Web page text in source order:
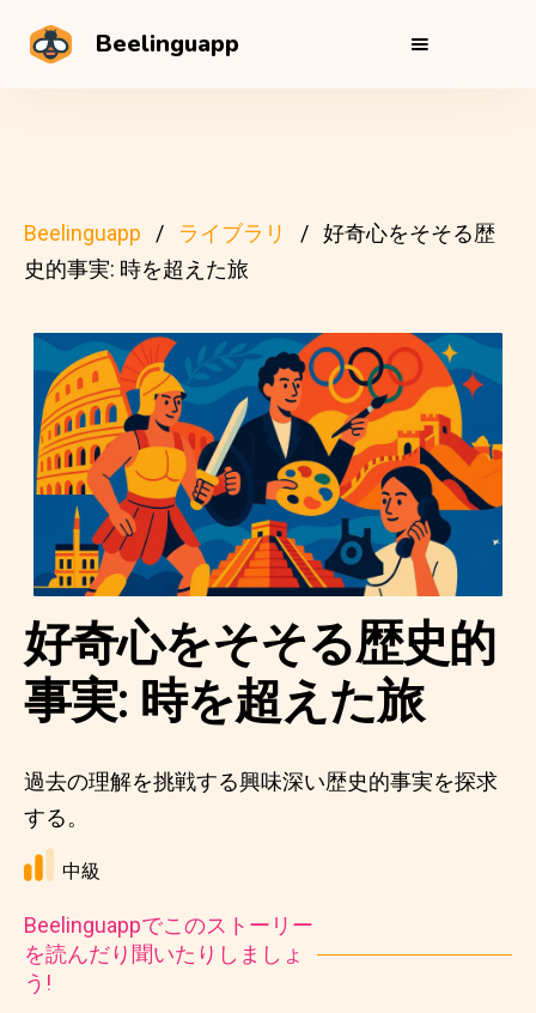
Beelinguapp
Beelinguapp ライブラリ
好奇心をそそる歴
史的事実: 時を超えた旅
好奇心をそそる歴史的
事実: 時を超えた旅
過去の理解を挑戦する興味深い歴史的事実を探求
する。
中級
Beelinguappでこのストーリー
を読んだり聞いたりしましょ
う!